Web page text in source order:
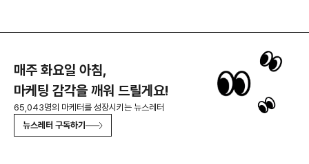
매주 화요일 아침,
마케팅 감각을 깨워 드릴게요!
65,043명의 마케터를 성장시키는 뉴스레터
뉴스레터 구독하기